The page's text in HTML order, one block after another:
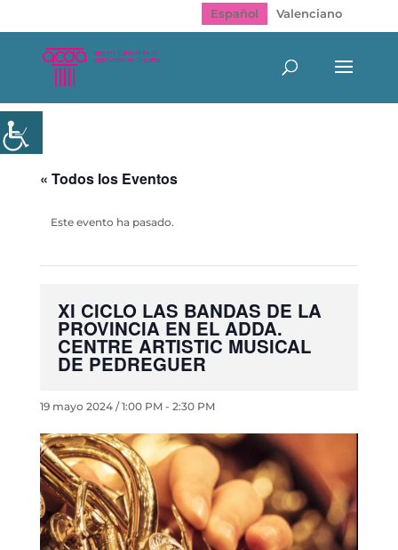
Español Valenciano
« Todos los Eventos
Este evento ha pasado.
XI CICLO LAS BANDAS DE LA
PROVINCIA EN EL ADDA.
CENTRE ARTISTIC MUSICAL
DE PEDREGUER
19 mayo 2024 / 1:00 PM- 2:30 PM